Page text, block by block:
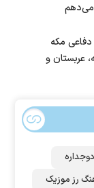
می‌دهم
مکه
عربستان و
رز‌ موزیک